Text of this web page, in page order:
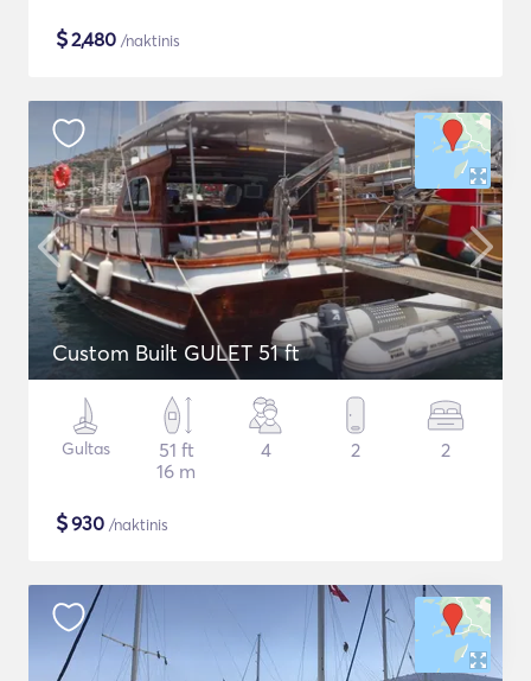
$2,480 /naktinis
Custom Built GULET 51 ft
Gultas
51 ft
16 m
4 2 2
$930 /naktinis